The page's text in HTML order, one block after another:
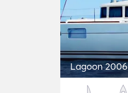
Lagoon 2006